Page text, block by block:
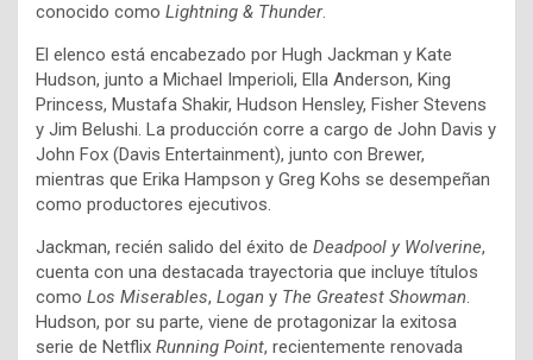
conocido como Lightning & Thunder.
El elenco está encabezado por Hugh Jackman y Kate
Hudson, junto a Michael Imperioli, Ella Anderson, King
Princess, Mustafa Shakir, Hudson Hensley, Fisher Stevens
y Jim Belushi. La producción corre a cargo de John Davis y
John Fox (Davis Entertainment), junto con Brewer,
mientras que Erika Hampson y Greg Kohs se desempeñan
como productores ejecutivos.
Jackman, recién salido del éxito de Deadpool y Wolverine,
cuenta con una destacada trayectoria que incluye títulos
como Los Miserables, Logan y The Greatest Showman.
Hudson, por su parte, viene de protagonizar la exitosa
serie de Netflix Running Point, recientemente renovada